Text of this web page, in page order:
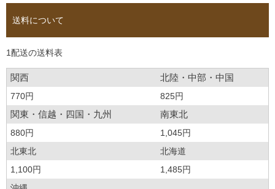
送料について
1配送の送料表
関西 北陸・中部・中国
770円 825円
関東・信越・四国・九州 南東北
880円
1,045円
北東北
北海道
1,100円
1,485円